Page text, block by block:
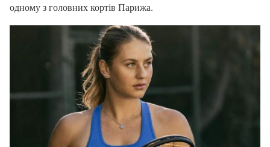
одному з головних кортів Парижа.